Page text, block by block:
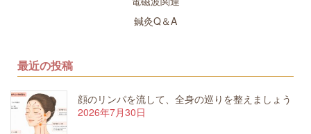
鍼灸Q＆A
最近の投稿
顔のリンパを流して、全身の巡りを整えましょう
2026年7月30日